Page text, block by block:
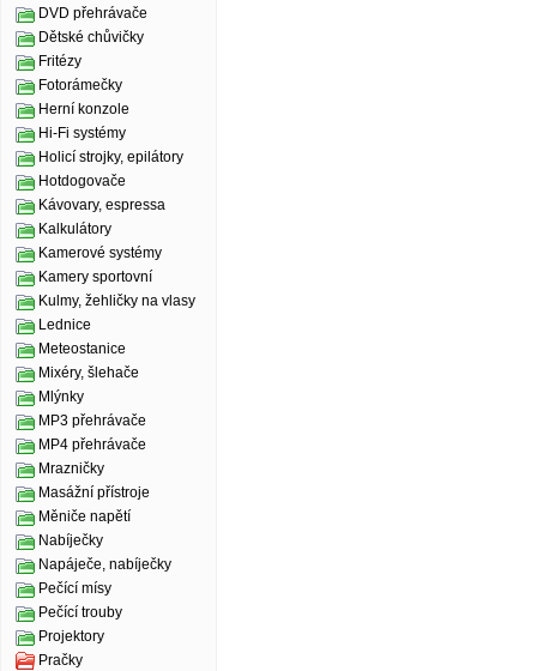
DVD přehrávače
Dětské chůvičky
Fritézy
Fotorámečky
Herní konzole
Hi-Fi systémy
Holicí strojky, epilátory
Hotdogovače
Kávovary, espressa
Kalkulátory
Kamerové systémy
Kamery sportovní
Kulmy, žehličky na vlasy
Lednice
Meteostanice
Mixéry, šlehače
Mlýnky
MP3 přehrávače
MP4 přehrávače
Mrazničky
Masážní přístroje
Měniče napětí
Nabíječky
Napáječe, nabíječky
Pečící mísy
Pečící trouby
Projektory
Pračky